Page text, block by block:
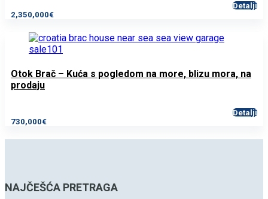
2,350,000€
Detalji
Otok Brač – Kuća s pogledom na more, blizu mora, na
prodaju
730,000€
Detalji
NAJČEŠĆA PRETRAGA